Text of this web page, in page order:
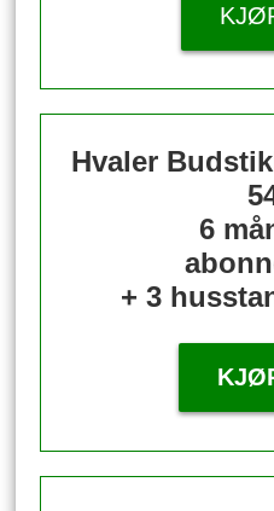
Hvaler
6
+ 3